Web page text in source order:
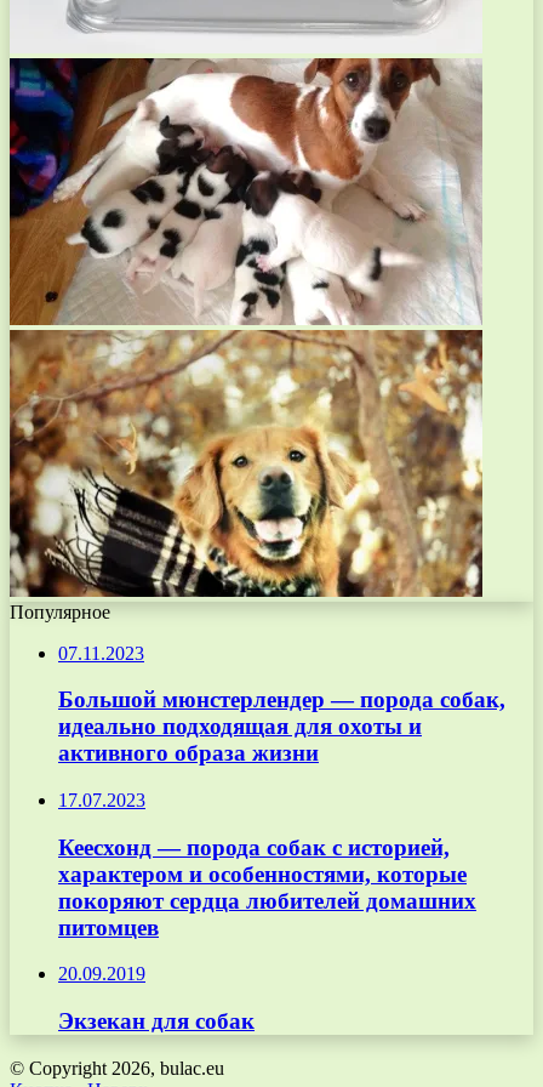
Популярное
07.11.2023
Большой мюнстерлендер — порода собак,
идеально подходящая для охоты и
активного образа жизни
17.07.2023
Кеесхонд — порода собак с историей,
характером и особенностями, которые
покоряют сердца любителей домашних
питомцев
20.09.2019
Экзекан для собак
© Copyright 2026, bulac.eu